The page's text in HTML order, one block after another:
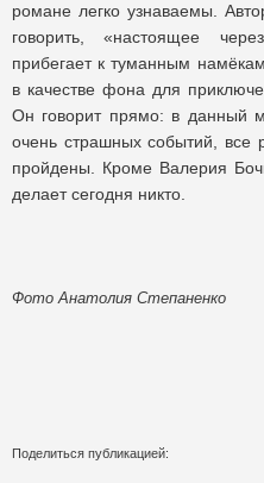
романе легко узнаваемы.
говорить, «настоящее
прибегает к туманным
в качестве фона для
Он говорит прямо: в данный
очень страшных событий, все
пройдены. Кроме Валерия
делает сегодня никто.
Фото Анатолия Степаненко
Поделиться публикацией: